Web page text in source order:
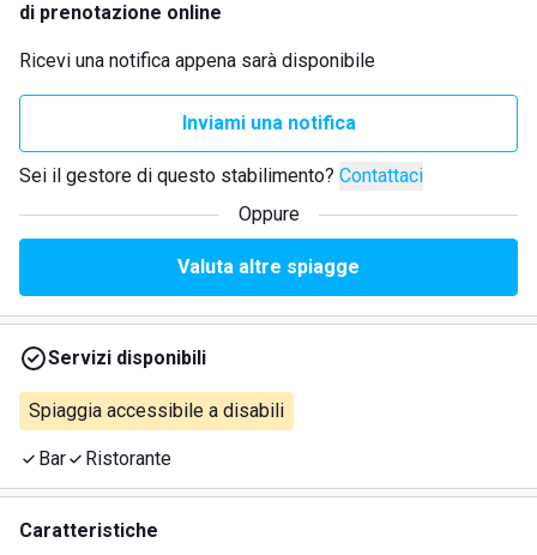
di prenotazione online
Ricevi una notifica appena sarà disponibile
Inviami una notifica
Sei il gestore di questo stabilimento? Contattaci
Oppure
Valuta altre spiagge
Servizi disponibili
Spiaggia accessibile a disabili
Bar Ristorante
Caratteristiche